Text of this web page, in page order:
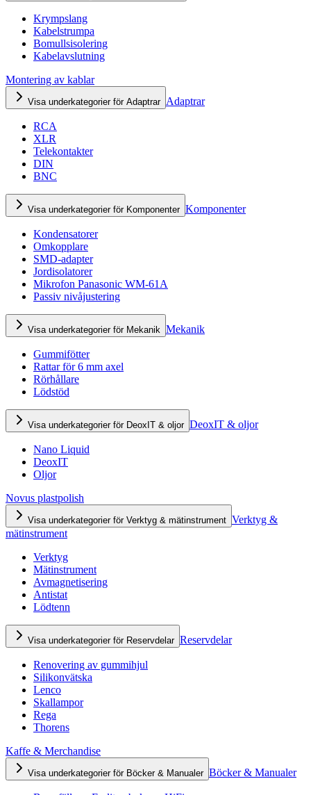
Krympslang
Kabelstrumpa
Bomullsisolering
Kabelavslutning
Montering av kablar
Visa underkategorier för Adaptrar Adaptrar
RCA
XLR
Telekontakter
DIN
BNC
Visa underkategorier för Komponenter Komponenter
Kondensatorer
Omkopplare
SMD-adapter
Jordisolatorer
Mikrofon Panasonic WM-61A
Passiv nivåjustering
Visa underkategorier för Mekanik Mekanik
Gummifötter
Rattar för 6 mm axel
Rörhållare
Lödstöd
Visa underkategorier för DeoxIT & oljor DeoxIT & oljor
Nano Liquid
DeoxIT
Oljor
Novus plastpolish
Visa underkategorier för Verktyg & mätinstrument Verktyg &
mätinstrument
Verktyg
Mätinstrument
Avmagnetisering
Antistat
Lödtenn
Visa underkategorier för Reservdelar Reservdelar
Renovering av gummihjul
Silikonvätska
Lenco
Skallampor
Rega
Thorens
Kaffe & Merchandise
Visa underkategorier för Böcker & Manualer Böcker & Manualer